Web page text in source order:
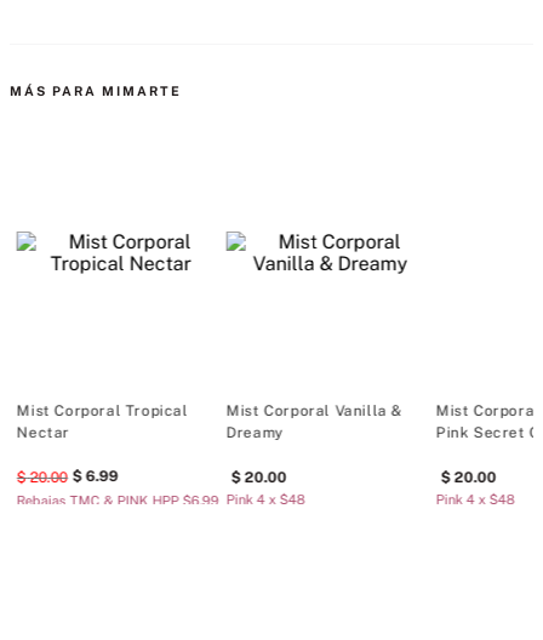
MÁS PARA MIMARTE
Mist Corporal Tropical
Nectar
20.00 6.99
Rebajas TMC & PINK HPP $6.99
Mist Corporal Vanilla &
Dreamy
20.00
Pink 4 x $48
Mist
Pink Secret
20.00
Pink 4 x $48